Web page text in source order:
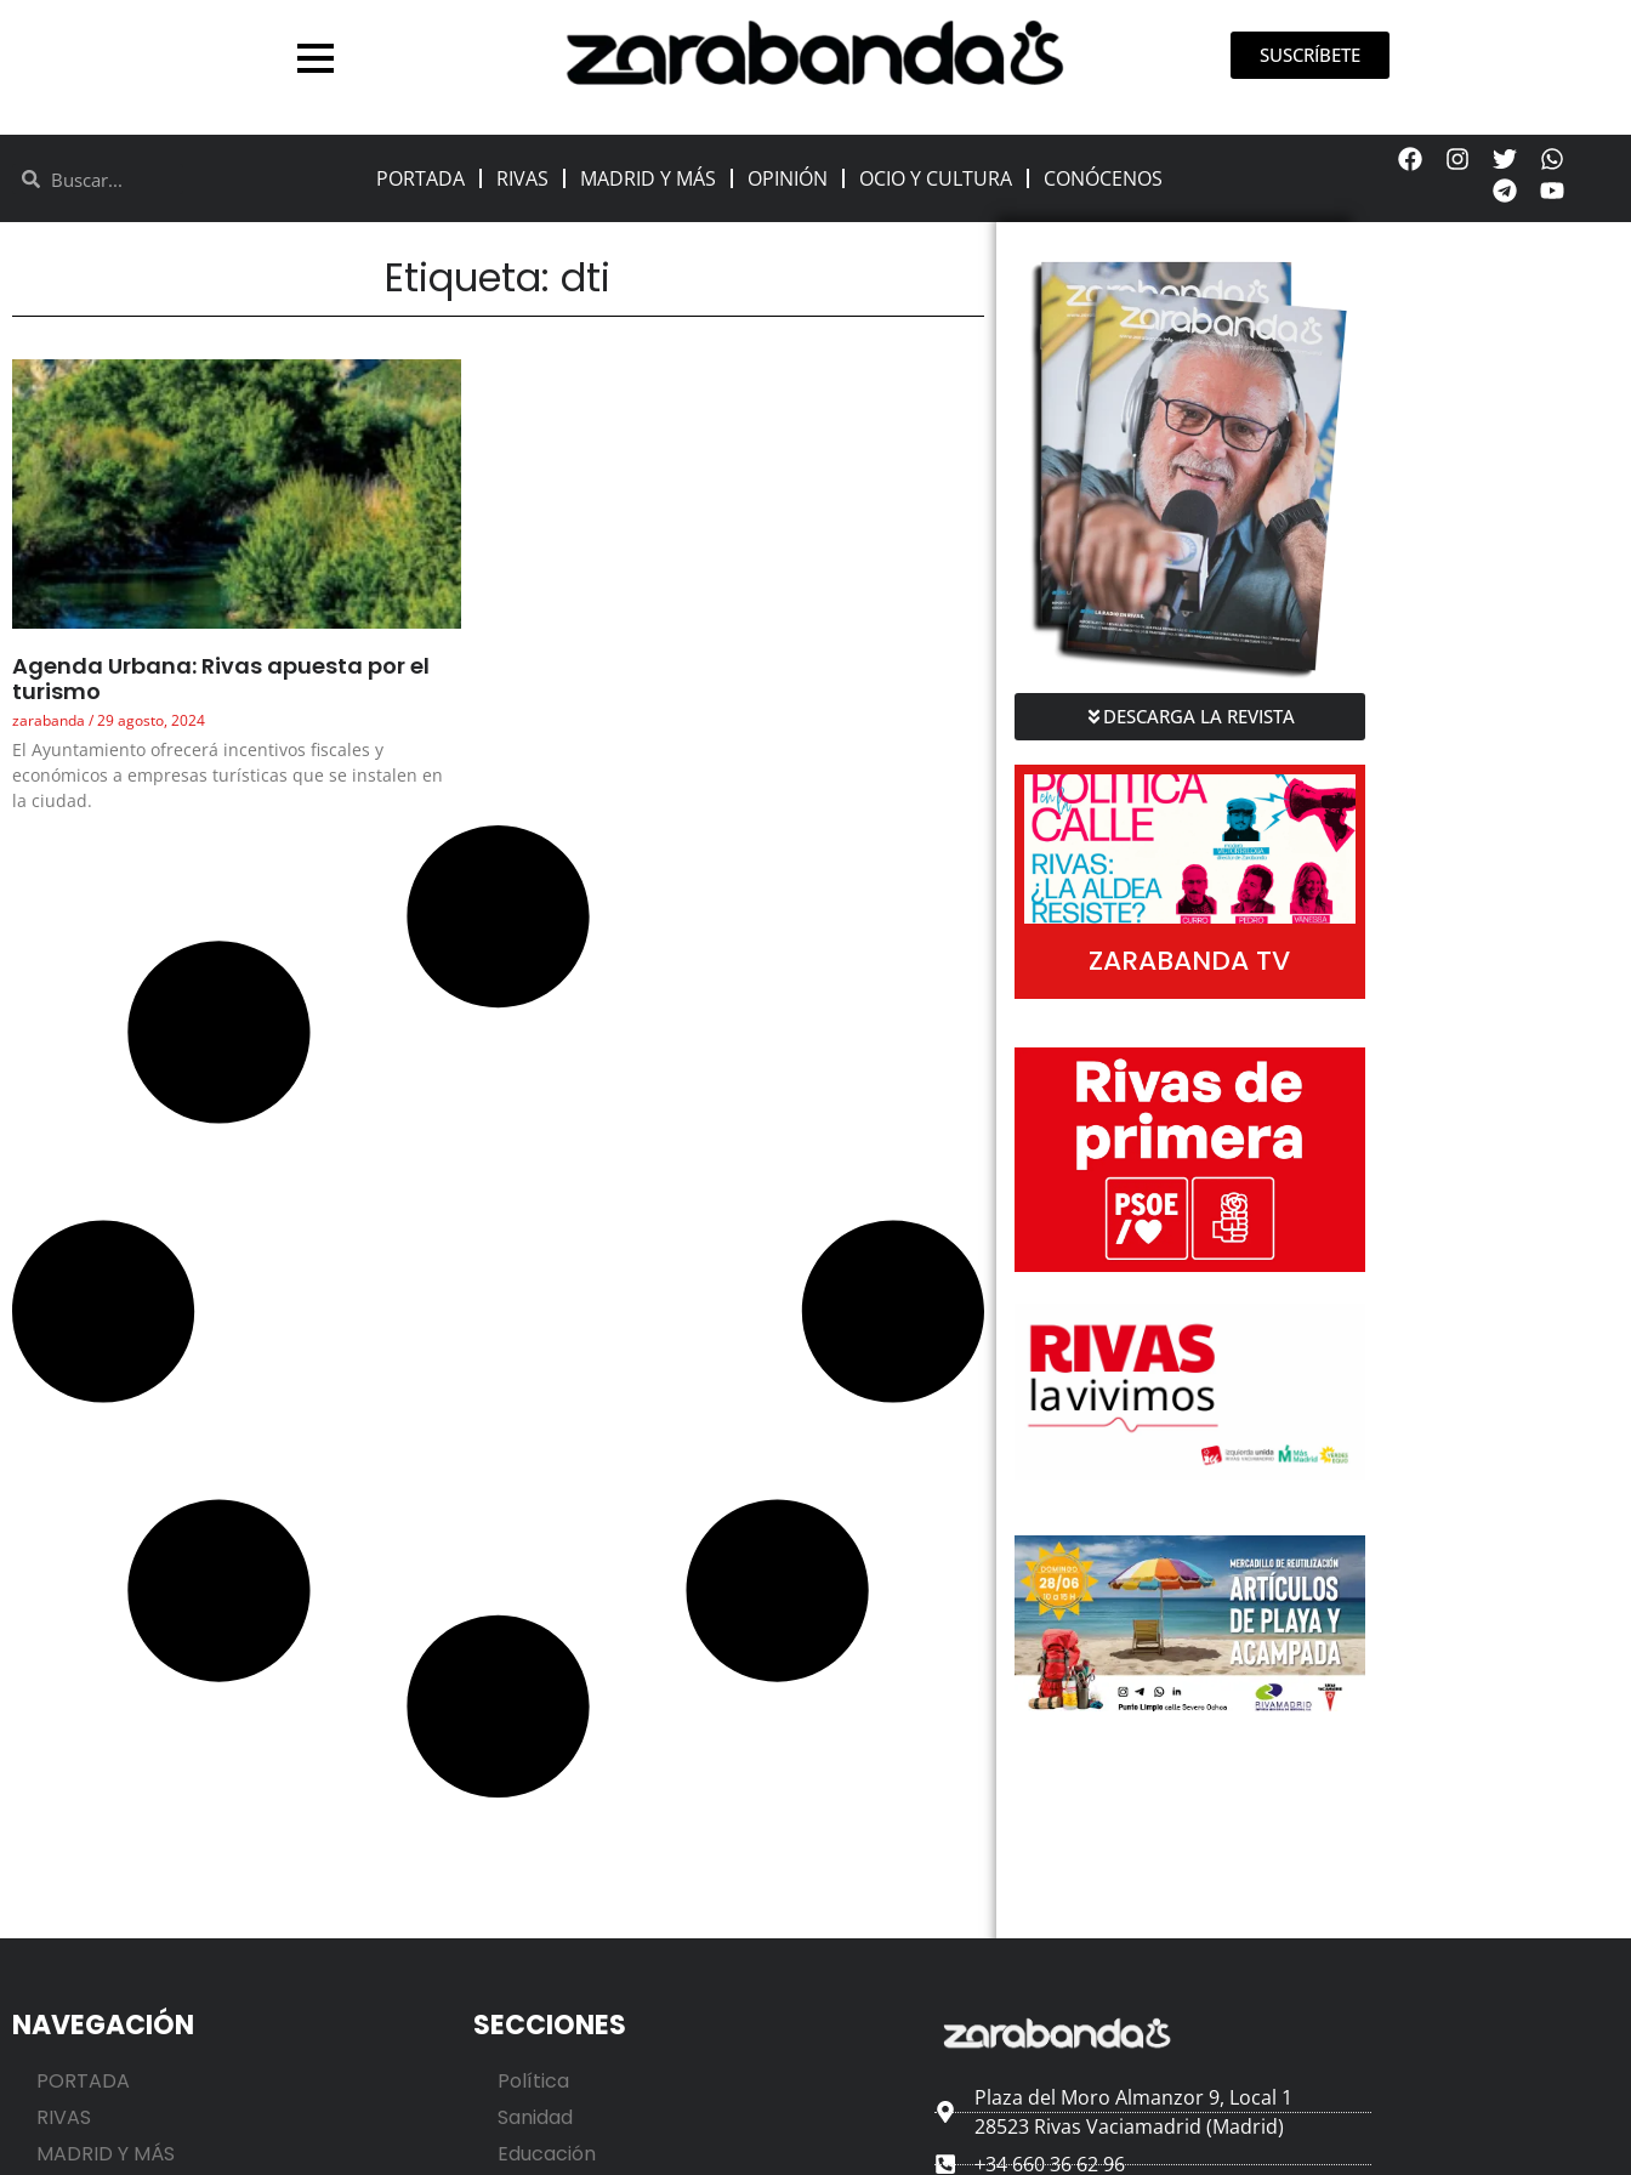
SUSCRÍBETE
PORTADA RIVAS MADRID Y MÁS OPINIÓN OCIO Y CULTURA CONÓCENOS
Etiqueta: dti
Agenda Urbana: Rivas apuesta por el
turismo
zarabanda 29 agosto, 2024
El Ayuntamiento ofrecerá incentivos fiscales y
económicos a empresas turísticas que se instalen en
la ciudad.
DESCARGA LA REVISTA
ZARABANDA TV
NAVEGACIÓN
PORTADA
RIVAS
MADRID Y MÁS
SECCIONES
Política
Sanidad
Educación
Plaza del Moro Almanzor 9, Local 1
28523 Rivas Vaciamadrid (Madrid)
+34 660 36 62 96